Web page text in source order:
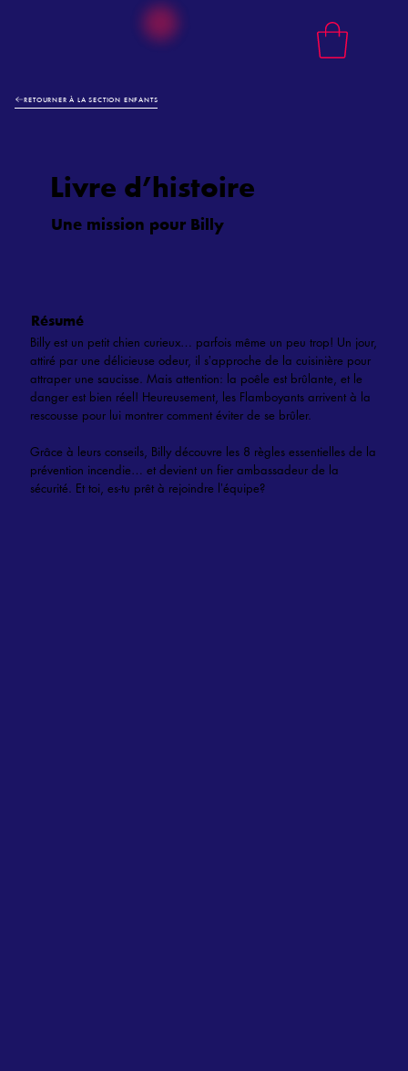
RETOURNER À LA SECTION ENFANTS
Résumé
Billy est un petit chien curieux… parfois même un peu trop! Un jour,
attiré par une délicieuse odeur, il sʼapproche de la cuisinière pour
attraper une saucisse. Mais attention: la poêle est brûlante, et le
danger est bien réel! Heureusement, les Flamboyants arrivent à la
rescousse pour lui montrer comment éviter de se brûler.
Grâce à leurs conseils, Billy découvre les 8 règles essentielles de la
prévention incendie… et devient un fier ambassadeur de la
sécurité. Et toi, es-tu prêt à rejoindre lʼéquipe?
Livre d’histoire
Une mission pour Billy